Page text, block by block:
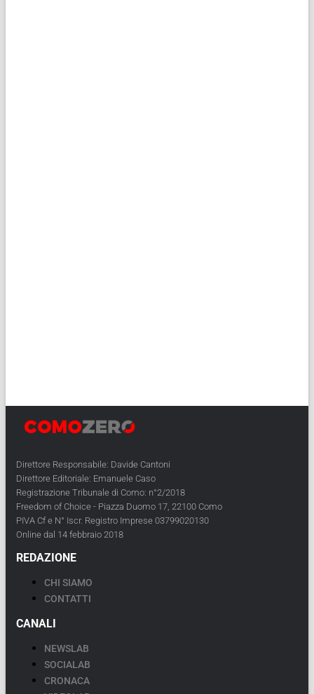
Direttore Responsabile: Davide Cantoni
Direttore Editoriale: Emanuele Caso
Registrazione Tribunale di Como: n°2/2018
Freedom of Choice - Piazza Duomo 17, 22100 Como
PIVA Cf e N° Iscr. Registro Imprese 03799020130
Online dal 14 febbraio 2018
REDAZIONE
CHI SIAMO
CONTATTI
CANALI
NEWSLAB
SOCIALAB
CRONACA